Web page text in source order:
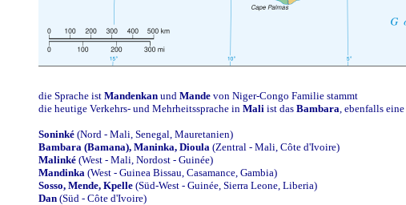
die Sprache ist Mandenkan und Mande von Niger-Congo Familie stammt
die heutige Verkehrs- und Mehrheitssprache in Mali ist das Bambara , ebenfalls eine
Soninké (Nord - Mali, Senegal, Mauretanien)
Bambara (Bamana), Maninka, Dioula (Zentral - Mali, Côte d'Ivoire)
Malinké (West - Mali, Nordost - Guinée)
Mandinka (West - Guinea Bissau, Casamance, Gambia)
Sosso, Mende, Kpelle (Süd-West - Guinée, Sierra Leone, Liberia)
Dan (Süd - Côte d'Ivoire)